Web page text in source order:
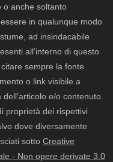
o anche soltanto
in qualunque modo
ad insindacabile
all'interno di questo
sempre la fonte
o link visibile a
e/o contenuto.
proprietà dei rispettivi
dove diversamente
sotto Creative
- Non opere derivate 3.0